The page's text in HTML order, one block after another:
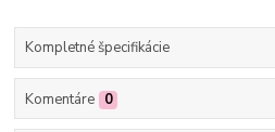
Kompletné špecifikácie
Komentáre 0